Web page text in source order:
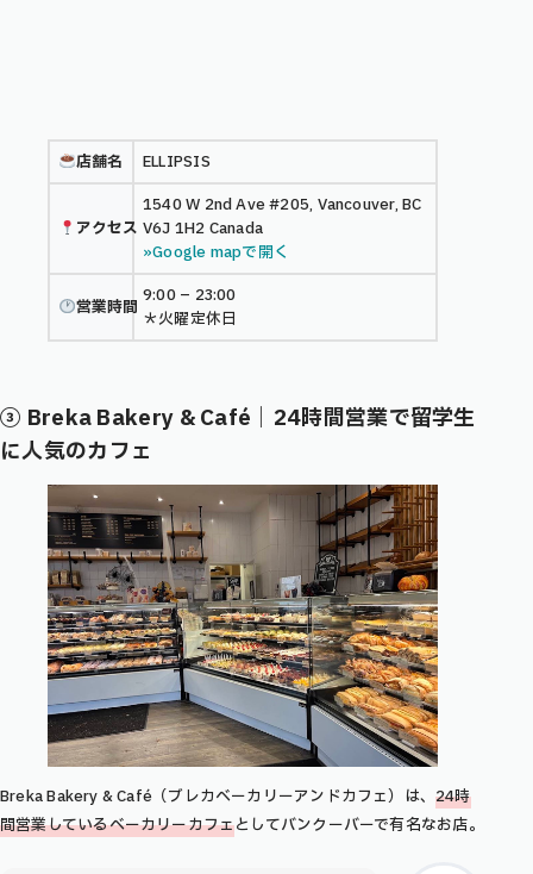
店舗名 ELLIPSIS
アクセス
1540 W 2nd Ave #205, Vancouver, BC
V6J 1H2 Canada
»Google mapで開く
営業時間 9:00 – 23:00
＊火曜定休日
③ Breka Bakery & Café｜24時間営業で留学生
に人気のカフェ
Breka Bakery & Café（ブレカベーカリーアンドカフェ）は、24時
間営業しているベーカリーカフェとしてバンクーバーで有名なお店。